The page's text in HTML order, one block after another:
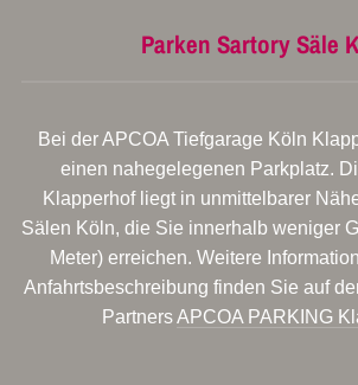
Parken Sartory Säle
Bei der APCOA Tiefgarage Köln
einen nahegelegenen Parkplatz.
Klapperhof liegt in unmittelbarer
Sälen Köln, die Sie innerhalb weniger
Meter) erreichen. Weitere
Anfahrtsbeschreibung finden Sie auf
PartnersAPCOA PARKING